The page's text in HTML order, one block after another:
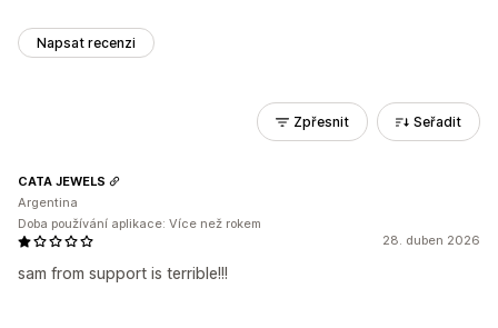
Napsat recenzi
Zpřesnit Seřadit
28. duben 2026
sam from support is terrible!!!
CATA JEWELS
Argentina
Doba používání aplikace: Více než rokem